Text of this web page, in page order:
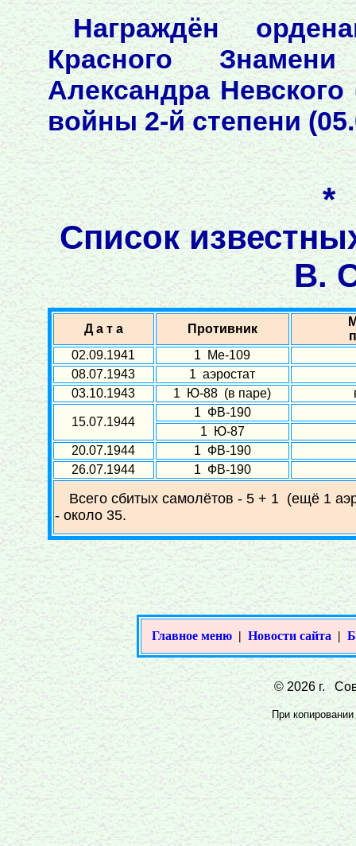
Награждён
Красного Знамени
Александра Невского
войны 2-й степени
Список
В.
Д а т а Противник
02.09.1941
1 Ме-109
08.07.1943
1 аэростат
03.10.1943
1 Ю-88 (в паре)
15.07.1944
1 ФВ-190
1 Ю-87
20.07.1944
1 ФВ-190
26.07.1944
1 ФВ-190
Всего сбитых самолётов - 5 + 1 (ещё 1
- около 35.
Главное меню | Новости сайта |
© 2026 г.
При